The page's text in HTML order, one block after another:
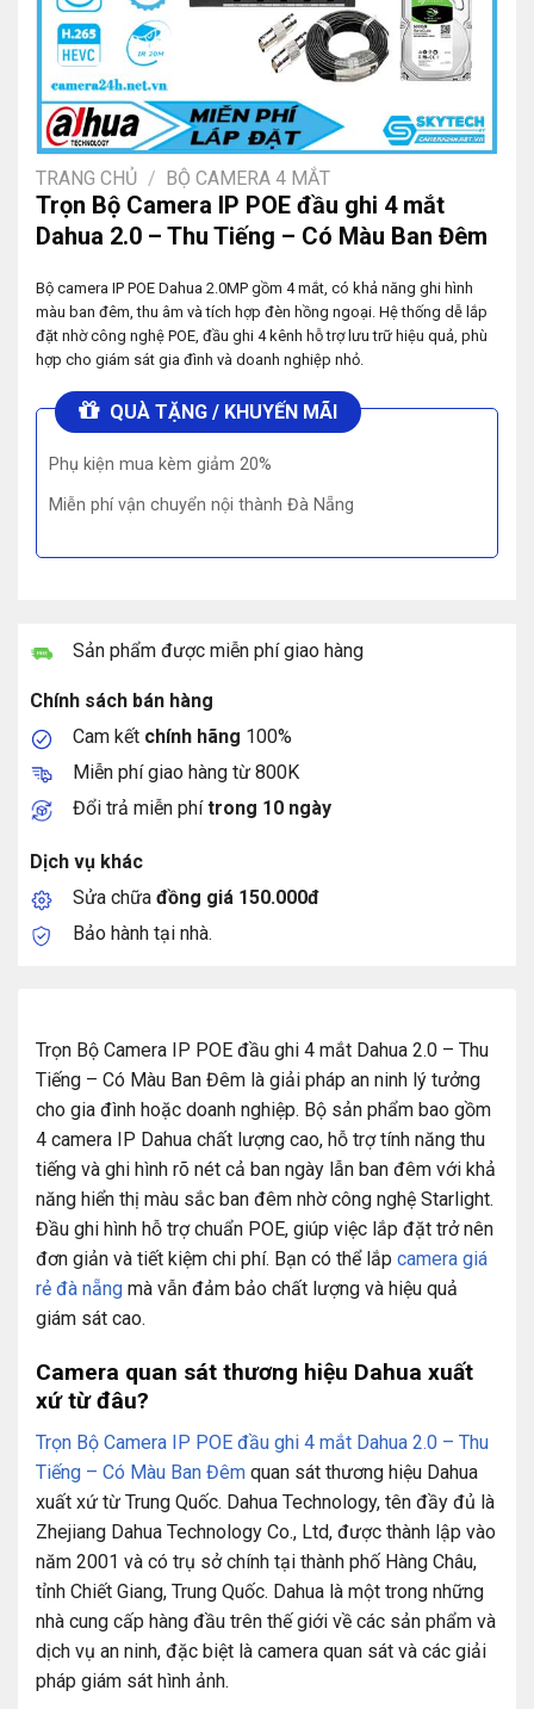
TRANG CHỦ / BỘ CAMERA 4 MẮT
Trọn Bộ Camera IP POE đầu ghi 4 mắt
Dahua 2.0 – Thu Tiếng – Có Màu Ban Đêm
Bộ camera IP POE Dahua 2.0MP gồm 4 mắt, có khả năng ghi hình
màu ban đêm, thu âm và tích hợp đèn hồng ngoại. Hệ thống dễ lắp
đặt nhờ công nghệ POE, đầu ghi 4 kênh hỗ trợ lưu trữ hiệu quả, phù
hợp cho giám sát gia đình và doanh nghiệp nhỏ.
QUÀ TẶNG / KHUYẾN MÃI
Phụ kiện mua kèm giảm 20%
Miễn phí vận chuyển nội thành Đà Nẵng
Sản phẩm được miễn phí giao hàng
Chính sách bán hàng
Cam kết chính hãng 100%
Miễn phí giao hàng từ 800K
Đổi trả miễn phítrong 10 ngày
Dịch vụ khác
Sửa chữa đồng giá 150.000đ
Bảo hành tại nhà.
Trọn Bộ Camera IP POE đầu ghi 4 mắt Dahua 2.0 – Thu
Tiếng – Có Màu Ban Đêm là giải pháp an ninh lý tưởng
cho gia đình hoặc doanh nghiệp. Bộ sản phẩm bao gồm
4 camera IP Dahua chất lượng cao, hỗ trợ tính năng thu
tiếng và ghi hình rõ nét cả ban ngày lẫn ban đêm với khả
năng hiển thị màu sắc ban đêm nhờ công nghệ Starlight.
Đầu ghi hình hỗ trợ chuẩn POE, giúp việc lắp đặt trở nên
đơn giản và tiết kiệm chi phí. Bạn có thể lắp camera giá
rẻ đà nẵng mà vẫn đảm bảo chất lượng và hiệu quả
giám sát cao.
Camera quan sát thương hiệu Dahua xuất
xứ từ đâu?
Trọn Bộ Camera IP POE đầu ghi 4 mắt Dahua 2.0 – Thu
Tiếng – Có Màu Ban Đêm quan sát thương hiệu Dahua
xuất xứ từ Trung Quốc. Dahua Technology, tên đầy đủ là
Zhejiang Dahua Technology Co., Ltd, được thành lập vào
năm 2001 và có trụ sở chính tại thành phố Hàng Châu,
tỉnh Chiết Giang, Trung Quốc. Dahua là một trong những
nhà cung cấp hàng đầu trên thế giới về các sản phẩm và
dịch vụ an ninh, đặc biệt là camera quan sát và các giải
pháp giám sát hình ảnh.